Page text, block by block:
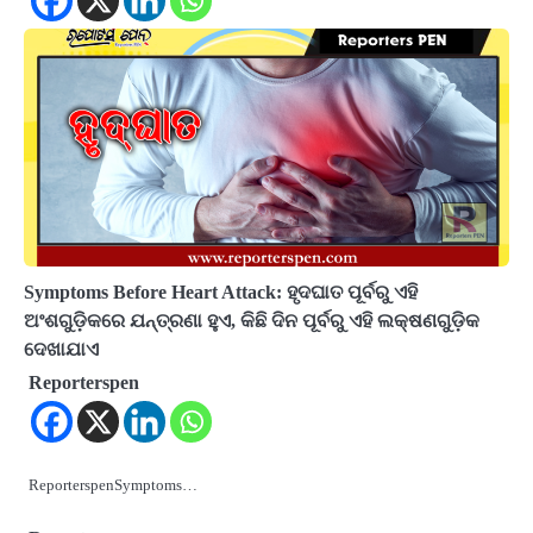
Symptoms Before Heart Attack: ହୃଦଘାତ ପୂର୍ବରୁ ଏହି
ଅଂଶଗୁଡ଼ିକରେ ଯନ୍ତ୍ରଣା ହୁଏ, କିଛି ଦିନ ପୂର୍ବରୁ ଏହି ଲକ୍ଷଣଗୁଡ଼ିକ
ଦେଖାଯାଏ
Reporterspen
ReporterspenSymptoms…